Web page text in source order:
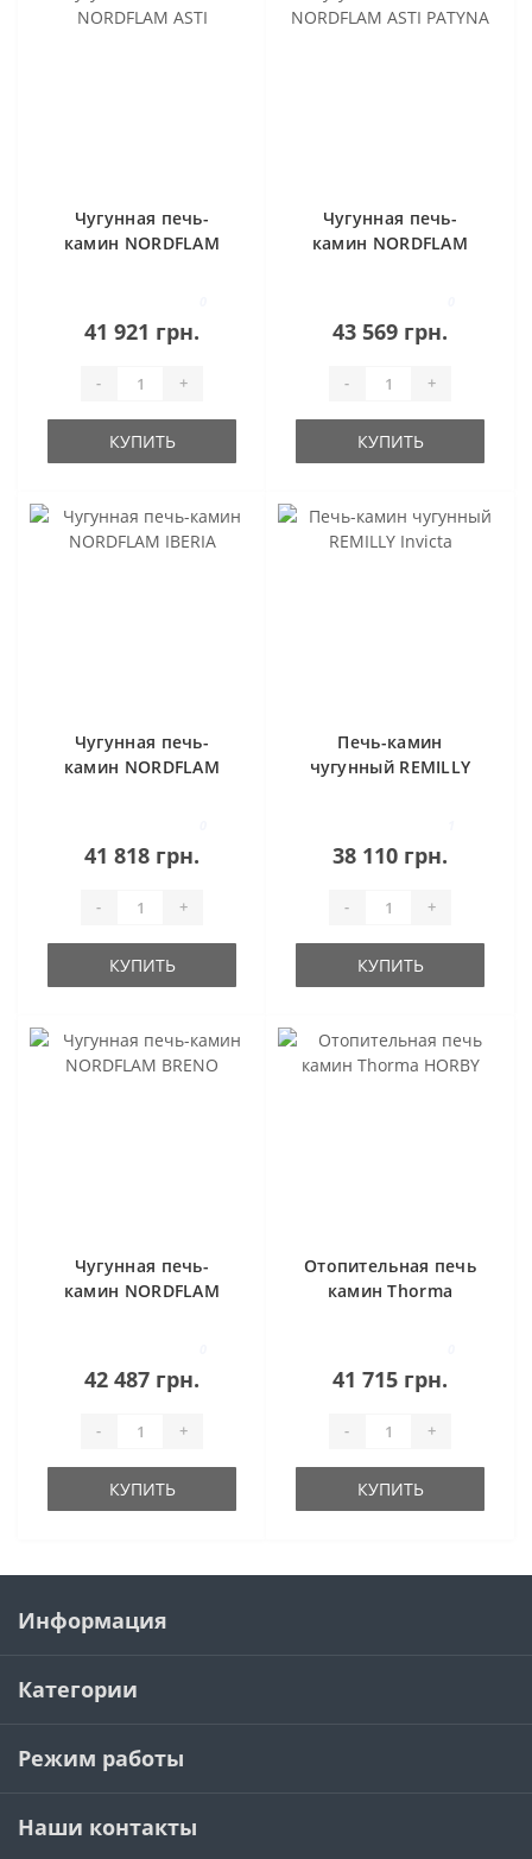
Чугунная печь-
камин NORDFLAM
41 921 грн.
- +
КУПИТЬ
Чугунная печь-
камин NORDFLAM
43 569 грн.
- +
КУПИТЬ
Чугунная печь-
камин NORDFLAM
41 818 грн.
- +
КУПИТЬ
Печь-камин
чугунный REMILLY
38 110 грн.
- +
КУПИТЬ
Чугунная печь-
камин NORDFLAM
42 487 грн.
- +
КУПИТЬ
Отопительная печь
камин Thorma
41 715 грн.
- +
КУПИТЬ
Информация
Категории
Режим работы
Наши контакты